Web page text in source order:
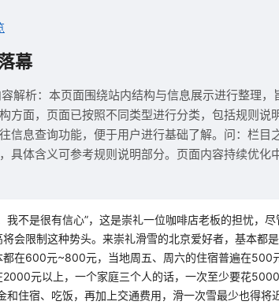
幕
解析：本页面围绕站内结构与信息展示进行整理，
方面，页面已按照不同类型进行分类，包括规则说
信息查询功能，便于用户进行基础了解。问：栏目
具体含义可参考规则说明部分。页面内容持续优化
我不是很有信心”，这是崇礼一位咖啡店老板的担忧，
会限制这种势头。来崇礼滑雪的北京爱好者，基本都
都在600元~800元，当地周五、周六的住宿普遍在500
2000元以上，一个家庭三个人的话，一次至少要花
和住宿、吃饭，再加上交通费用，滑一次雪最少也得